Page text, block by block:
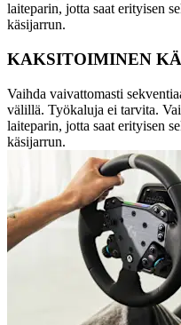
laiteparin, jotta saat erityisen
käsijarrun.
KAKSITOIMINEN
Vaihda vaivattomasti
välillä. Työkaluja ei tarvita.
laiteparin, jotta saat erityisen
käsijarrun.